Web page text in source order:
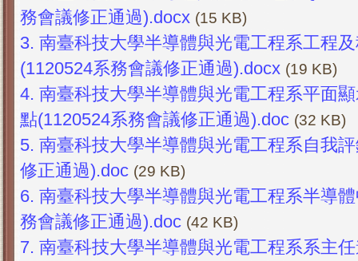
務會議修正通過).docx (15 KB)
3. 南臺科技大學半導體與光電工程系工程
(1120524系務會議修正通過).docx (19 KB)
4. 南臺科技大學半導體與光電工程系平面
點(1120524系務會議修正通過).doc (32 KB)
5. 南臺科技大學半導體與光電工程系自我
修正通過).doc (29 KB)
6. 南臺科技大學半導體與光電工程系半導
務會議修正通過).doc (42 KB)
7. 南臺科技大學半導體與光電工程系系主